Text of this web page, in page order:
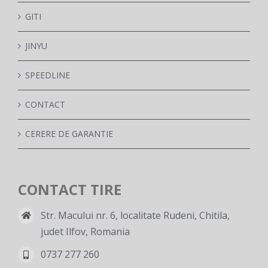
DE CE GITI
DESPRE NOI
CERERE DE GARANTIE
MONITORIZARE
GITI
JINYU
SPEEDLINE
CONTACT
CERERE DE GARANTIE
CONTACT TIRE
Str. Macului nr. 6, localitate Rudeni, Chitila,
judet Ilfov, Romania
0737 277 260